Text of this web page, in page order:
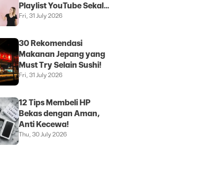
Playlist YouTube Sekali
Klik
Fri, 31 July 2026
30 Rekomendasi
Makanan Jepang yang
Must Try Selain Sushi!
Fri, 31 July 2026
12 Tips Membeli HP
Bekas dengan Aman,
Anti Kecewa!
Thu, 30 July 2026